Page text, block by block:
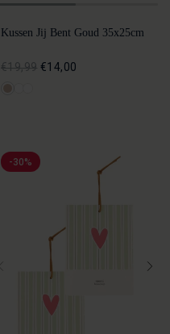
Kussen Jij Bent Goud 35x25cm
€19,99 €14,00
-30%